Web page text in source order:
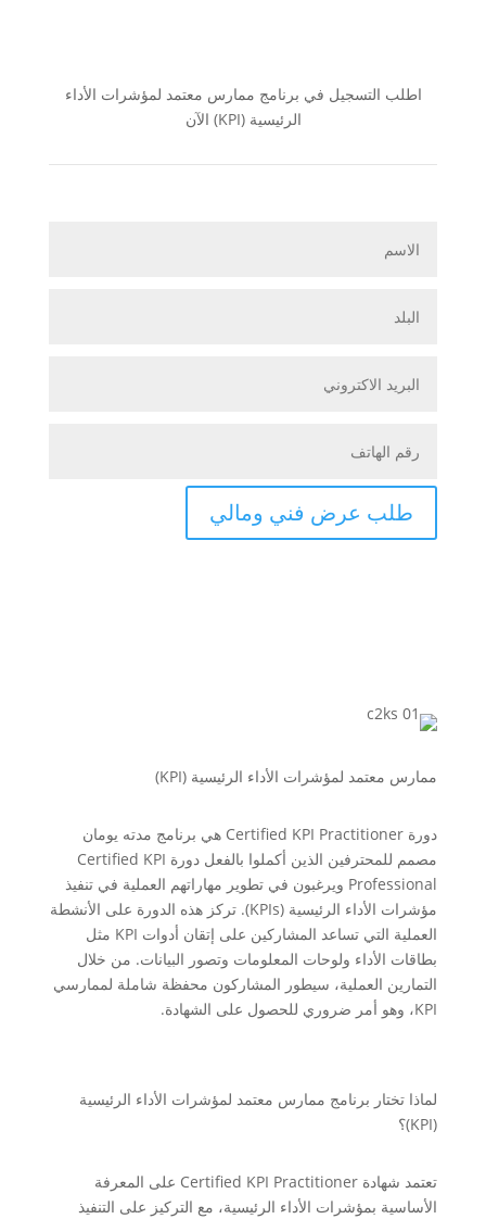
اطلب التسجيل في برنامج ممارس معتمد لمؤشرات الأداء
الرئيسية (KPI) الآن
طلب عرض فني ومالي
ممارس معتمد لمؤشرات الأداء الرئيسية (KPI)
دورة Certified KPI Practitioner هي برنامج مدته يومان
مصمم للمحترفين الذين أكملوا بالفعل دورة Certified KPI
Professional ويرغبون في تطوير مهاراتهم العملية في تنفيذ
مؤشرات الأداء الرئيسية (KPIs). تركز هذه الدورة على الأنشطة
العملية التي تساعد المشاركين على إتقان أدوات KPI مثل
بطاقات الأداء ولوحات المعلومات وتصور البيانات. من خلال
التمارين العملية، سيطور المشاركون محفظة شاملة لممارسي
KPI، وهو أمر ضروري للحصول على الشهادة.
لماذا تختار برنامج ممارس معتمد لمؤشرات الأداء الرئيسية
(KPI)؟
تعتمد شهادة Certified KPI Practitioner على المعرفة
الأساسية بمؤشرات الأداء الرئيسية، مع التركيز على التنفيذ